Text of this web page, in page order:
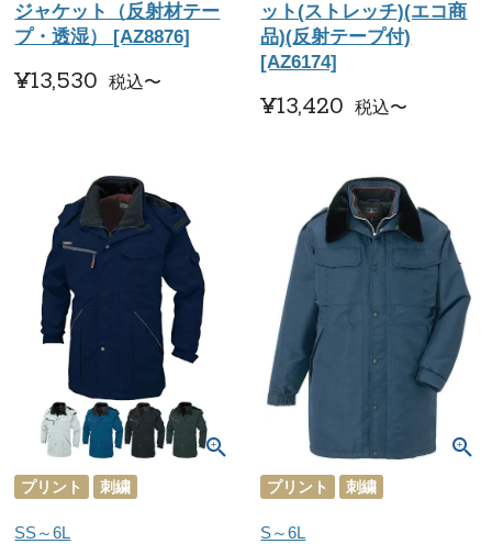
ジャケット（反射材テー
プ・透湿） [AZ8876]
¥13,530 税込〜
ット(ストレッチ)(エコ商
品)(反射テープ付)
[AZ6174]
¥13,420 税込〜
プリント 刺繍
SS～6L
プリント 刺繍
S～6L